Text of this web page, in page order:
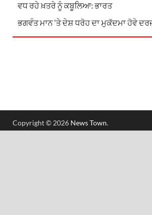
ਵਧ ਰਹੇ ਖ਼ਤਰੇ ਨੂੰ ਕਬੂਲਿਆ: ਭਾਰਤ
ਭਗਵੰਤ ਮਾਨ ‘ਤੇ ਦੇਸ਼ ਧਰੋਹ ਦਾ ਮੁਕੱਦਮਾ ਹੋਵੇ
Copyright © 2026 News Town.